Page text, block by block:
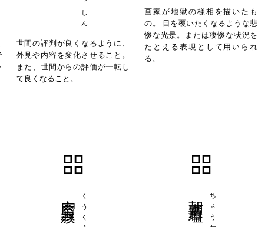
世間の評判が良くなるように、
外見や内容を変化させること。
また、世間からの評価が一転し
て良くなること。
画家が地獄の様相を描いたも
の。 目を覆いたくなるような悲
惨な光景。または凄惨な状況を
たとえる表現として用いられ
る。